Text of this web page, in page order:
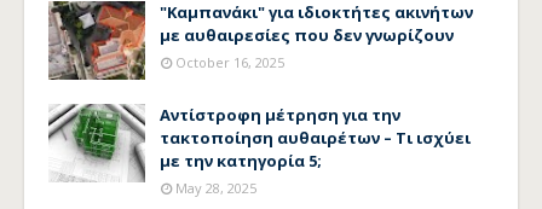
"Καμπανάκι" για ιδιοκτήτες ακινήτων
με αυθαιρεσίες που δεν γνωρίζουν
October 16, 2025
Αντίστροφη μέτρηση για την
τακτοποίηση αυθαιρέτων – Τι ισχύει
με την κατηγορία 5;
May 28, 2025